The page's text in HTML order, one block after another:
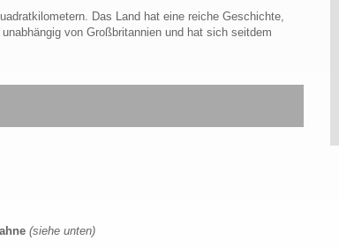
Das Land hat eine reiche Geschichte,
von Großbritannien und hat sich seitdem
(siehe unten)